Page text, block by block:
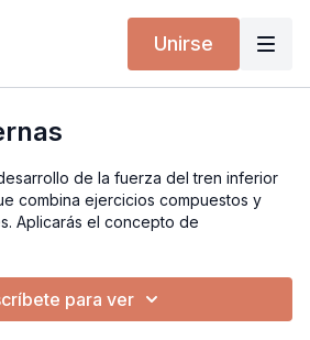
Unirse
de la fuerza del tren inferior
combina ejercicios compuestos y
Aplicarás el concepto de
(RIR) para estimular de forma segura
para ver